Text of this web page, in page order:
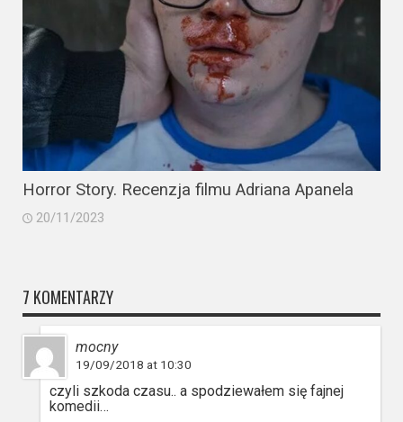
Horror Story. Recenzja filmu Adriana Apanela
20/11/2023
7 KOMENTARZY
mocny
19/09/2018 at 10:30
czyli szkoda czasu.. a spodziewałem się fajnej
komedii…